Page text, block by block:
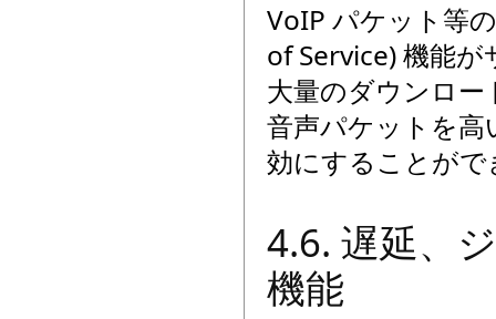
VoIP パケット等
of Service) 機能
大量のダウンロ
音声パケットを高
効にすることがで
4.6. 遅延、
機能